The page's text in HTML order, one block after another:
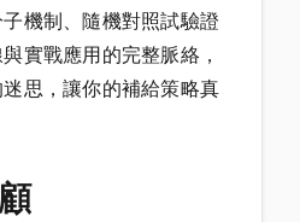
機制、隨機對照試驗證
實戰應用的完整脈絡，
思，讓你的補給策略真